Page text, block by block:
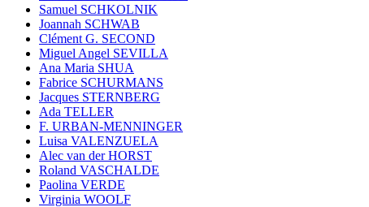
Samuel SCHKOLNIK
Joannah SCHWAB
Clément G. SECOND
Miguel Angel SEVILLA
Ana Maria SHUA
Fabrice SCHURMANS
Jacques STERNBERG
Ada TELLER
F. URBAN-MENNINGER
Luisa VALENZUELA
Alec van der HORST
Roland VASCHALDE
Paolina VERDE
Virginia WOOLF